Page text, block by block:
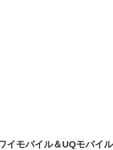
イモバイル＆UQモバイ